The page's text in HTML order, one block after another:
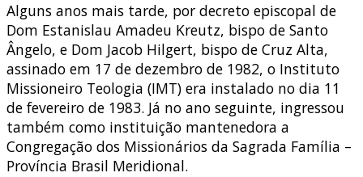
Alguns anos mais tarde, por decreto episcopal de
Dom Estanislau Amadeu Kreutz, bispo de Santo
Ângelo, e Dom Jacob Hilgert, bispo de Cruz Alta,
assinado em 17 de dezembro de 1982, o Instituto
Missioneiro Teologia (IMT) era instalado no dia 11
de fevereiro de 1983. Já no ano seguinte, ingressou
também como instituição mantenedora a
Congregação dos Missionários da Sagrada Família –
Província Brasil Meridional.